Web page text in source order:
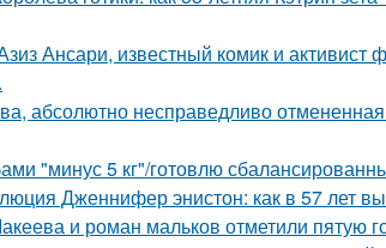
Ансари, известный комик и
абсолютно несправедливо
"минус 5 кг"/готовлю
Дженнифер энистон: как в 57 лет
и роман мальков отметили пятую